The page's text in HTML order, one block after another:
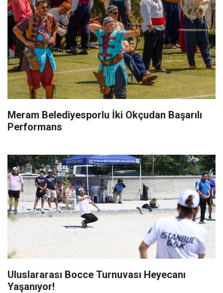
Meram Belediyesporlu İki Okçudan Başarılı
Performans
Uluslararası Bocce Turnuvası Heyecanı
Yaşanıyor!